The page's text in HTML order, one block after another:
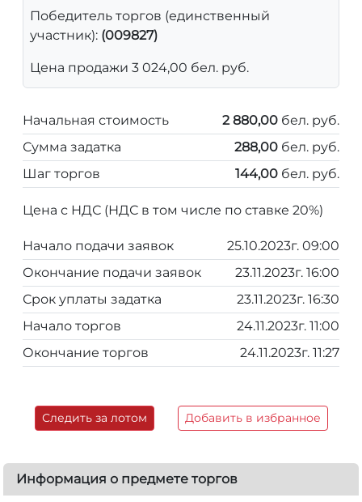
Победитель торгов (единственный
участник): (009827)
Цена продажи 3 024,00 бел. руб.
Начальная стоимость 2 880,00 бел. руб.
Сумма задатка
288,00 бел. руб.
Шаг торгов
144,00 бел. руб.
Цена с НДС (НДС в том числе по ставке 20%)
Начало подачи заявок
25.10.2023г. 09:00
Окончание подачи заявок
23.11.2023г. 16:00
Срок уплаты задатка
23.11.2023г. 16:30
Начало торгов
24.11.2023г. 11:00
Окончание торгов
24.11.2023г. 11:27
Следить за лотом Добавить в избранное
Информация о предмете торгов